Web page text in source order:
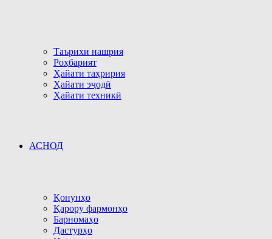
Таърихи нашрия
Роҳбарият
Ҳайати таҳририя
Ҳайати эҷодӣ
Ҳайати техникӣ
АСНОД
Қонунҳо
Қарору фармонҳо
Барномаҳо
Дастурҳо